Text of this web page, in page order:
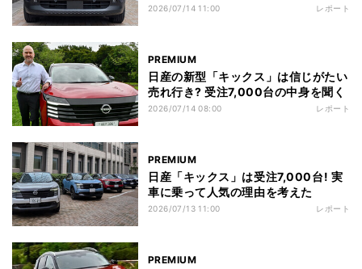
2026/07/14 11:00 レポート
PREMIUM
日産の新型「キックス」は信じがたい
売れ行き? 受注7,000台の中身を聞く
2026/07/14 08:00 レポート
PREMIUM
日産「キックス」は受注7,000台! 実
車に乗って人気の理由を考えた
2026/07/13 11:00 レポート
PREMIUM